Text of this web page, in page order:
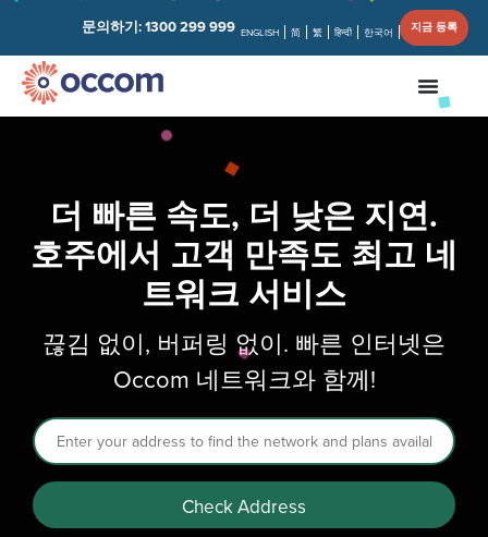
문의하기:1300 299 999 ENGLISH 简 繁 हिन्दी 한국어 지금 등록
더 빠른 속도, 더 낮은 지연.
호주에서 고객 만족도 최고 네
트워크 서비스
끊김 없이, 버퍼링 없이. 빠른 인터넷은
Occom 네트워크와 함께!
Address
Check Address